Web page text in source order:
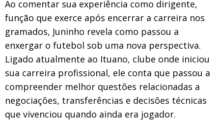
Ao comentar sua experiência como dirigente,
função que exerce após encerrar a carreira nos
gramados, Juninho revela como passou a
enxergar o futebol sob uma nova perspectiva.
Ligado atualmente ao Ituano, clube onde iniciou
sua carreira profissional, ele conta que passou a
compreender melhor questões relacionadas a
negociações, transferências e decisões técnicas
que vivenciou quando ainda era jogador.